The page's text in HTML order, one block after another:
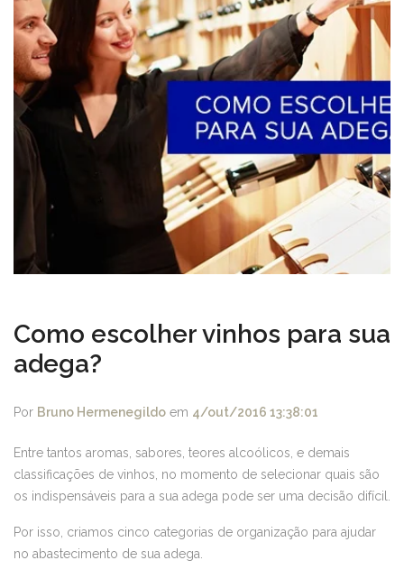
Como escolher vinhos para sua
adega?
Por Bruno Hermenegildo em 4/out/2016 13:38:01
Entre tantos aromas, sabores, teores alcoólicos, e demais
classificações de vinhos, no momento de selecionar quais são
os indispensáveis para a sua adega pode ser uma decisão difícil.
Por isso, criamos cinco categorias de organização para ajudar
no abastecimento de sua adega.